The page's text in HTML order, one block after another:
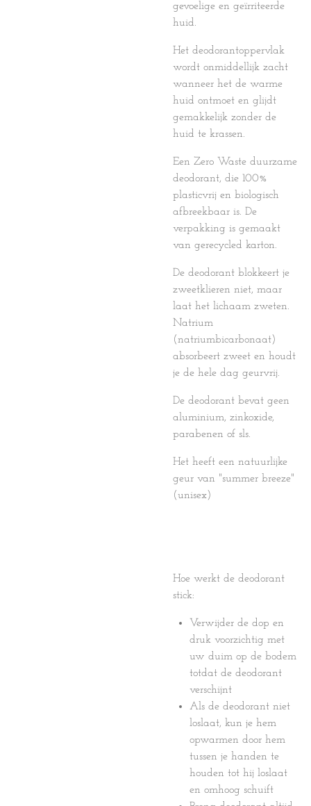
gevoelige en geïrriteerde
huid.
Het deodorantoppervlak
wordt onmiddellijk zacht
wanneer het de warme
huid ontmoet en glijdt
gemakkelijk zonder de
huid te krassen.
Een Zero Waste duurzame
deodorant, die 100%
plasticvrij en biologisch
afbreekbaar is. De
verpakking is gemaakt
van gerecycled karton.
De deodorant blokkeert je
zweetklieren niet, maar
laat het lichaam zweten.
Natrium
(natriumbicarbonaat)
absorbeert zweet en houdt
je de hele dag geurvrij.
De deodorant bevat geen
aluminium, zinkoxide,
parabenen of sls.
Het heeft een natuurlijke
geur van "summer breeze"
(unisex)
Hoe werkt de deodorant
stick:
Verwijder de dop en
druk voorzichtig met
uw duim op de bodem
totdat de deodorant
verschijnt
Als de deodorant niet
loslaat, kun je hem
opwarmen door hem
tussen je handen te
houden tot hij loslaat
en omhoog schuift